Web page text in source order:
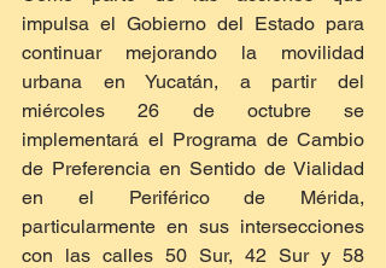
impulsa el Gobierno del Estado para
continuar mejorando la movilidad
urbana en Yucatán, a partir del
miércoles 26 de octubre se
implementará el Programa de Cambio
de Preferencia en Sentido de Vialidad
en el Periférico de Mérida,
particularmente en sus intersecciones
con las calles 50 Sur, 42 Sur y 58